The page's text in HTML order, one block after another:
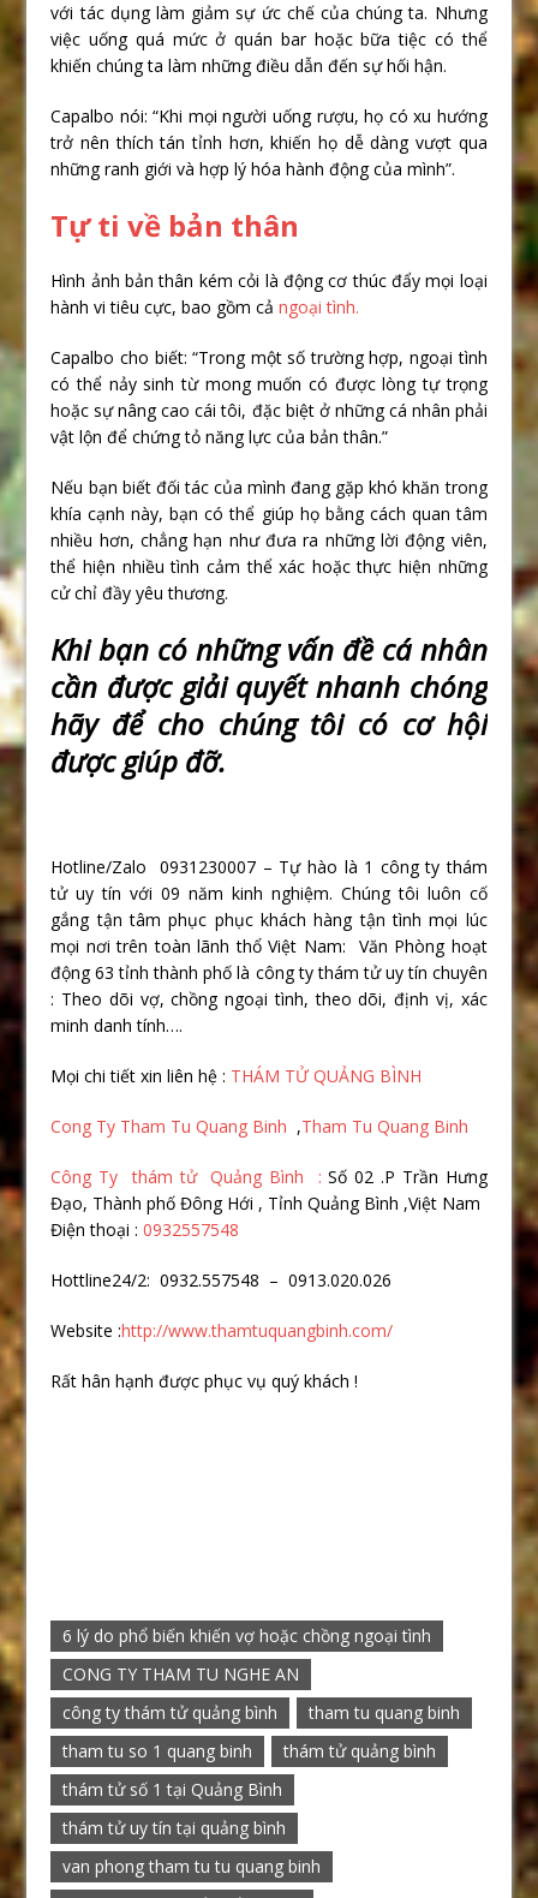
với tác dụng làm giảm sự ức chế của chúng ta. Nhưng
việc uống quá mức ở quán bar hoặc bữa tiệc có thể
khiến chúng ta làm những điều dẫn đến sự hối hận.
Capalbo nói: “Khi mọi người uống rượu, họ có xu hướng
trở nên thích tán tỉnh hơn, khiến họ dễ dàng vượt qua
những ranh giới và hợp lý hóa hành động của mình”.
Tự ti về bản thân
Hình ảnh bản thân kém cỏi là động cơ thúc đẩy mọi loại
hành vi tiêu cực, bao gồm cả ngoại tình.
Capalbo cho biết: “Trong một số trường hợp, ngoại tình
có thể nảy sinh từ mong muốn có được lòng tự trọng
hoặc sự nâng cao cái tôi, đặc biệt ở những cá nhân phải
vật lộn để chứng tỏ năng lực của bản thân.”
Nếu bạn biết đối tác của mình đang gặp khó khăn trong
khía cạnh này, bạn có thể giúp họ bằng cách quan tâm
nhiều hơn, chẳng hạn như đưa ra những lời động viên,
thể hiện nhiều tình cảm thể xác hoặc thực hiện những
cử chỉ đầy yêu thương.
Khi bạn có những vấn đềcá nhân
cần được giải quyết nhanh chóng
hãy đểcho chúng tôi có cơhội
được giúp đỡ.
Hotline/Zalo 0931230007 – Tự hào là 1 công ty thám
tử uy tín với 09 năm kinh nghiệm. Chúng tôi luôn cố
gắng tận tâm phục phục khách hàng tận tình mọi lúc
mọi nơi trên toàn lãnh thổ Việt Nam: Văn Phòng hoạt
động 63 tỉnh thành phố là công ty thám tử uy tín chuyên
: Theo dõi vợ, chồng ngoại tình, theo dõi, định vị, xác
minh danh tính….
Mọi chi tiết xin liên hệ : THÁM TỬ QUẢNG BÌNH
Cong Ty Tham Tu Quang Binh ,Tham Tu Quang Binh
Công Ty thám tử Quảng Bình :Số 02 .P Trần Hưng
Đạo, Thành phố Đông Hới , Tỉnh Quảng Bình ,Việt Nam
Điện thoại :0932557548
Hottline24/2: 0932.557548 – 0913.020.026
Website :http://www.thamtuquangbinh.com/
Rất hân hạnh được phục vụ quý khách !
6 lý do phổ biến khiến vợ hoặc chồng ngoại tình
CONG TY THAM TU NGHE AN
công ty thám tử quảng bình
tham tu quang binh
tham tu so 1 quang binh
thám tử quảng bình
thám tử số 1 tại Quảng Bình
thám tử uy tín tại quảng bình
van phong tham tu tu quang binh